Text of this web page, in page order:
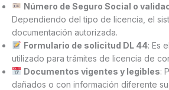
Número de Seguro Social o
Dependiendo del tipo de licencia, el
documentación autorizada.
Formulario de solicitud DL 44: Es
utilizado para trámites de licencia de
Documentos vigentes y legibles:
dañados o con información diferente